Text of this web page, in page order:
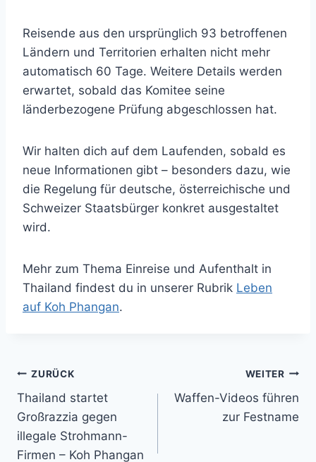
Reisende aus den ursprünglich 93 betroffenen
Ländern und Territorien erhalten nicht mehr
automatisch 60 Tage. Weitere Details werden
erwartet, sobald das Komitee seine
länderbezogene Prüfung abgeschlossen hat.
Wir halten dich auf dem Laufenden, sobald es
neue Informationen gibt – besonders dazu, wie
die Regelung für deutsche, österreichische und
Schweizer Staatsbürger konkret ausgestaltet
wird.
Mehr zum Thema Einreise und Aufenthalt in
Thailand findest du in unserer Rubrik Leben
auf Koh Phangan.
Beitragsnavigation
ZURÜCK
Thailand startet
Großrazzia gegen
illegale Strohmann-
Firmen – Koh Phangan
WEITER
Waffen-Videos führen
zur Festname